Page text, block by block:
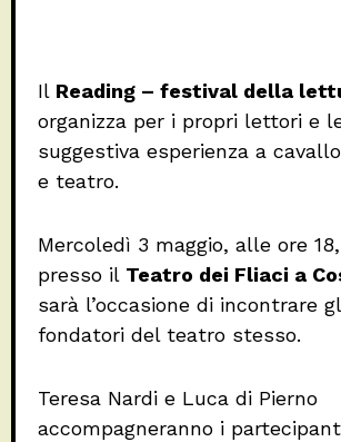
Il Reading – festival della
organizza per i propri lettori e
suggestiva esperienza a
e teatro.
Mercoledì 3 maggio, alle ore
presso il Teatro dei Fliaci a
sarà l’occasione di incontrare
fondatori del teatro stesso.
Teresa Nardi e Luca di Pierno
accompagneranno i